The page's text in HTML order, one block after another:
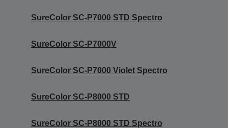
SureColor SC-P7000 STD Spectro
SureColor SC-P7000V
SureColor SC-P7000 Violet Spectro
SureColor SC-P8000 STD
SureColor SC-P8000 STD Spectro